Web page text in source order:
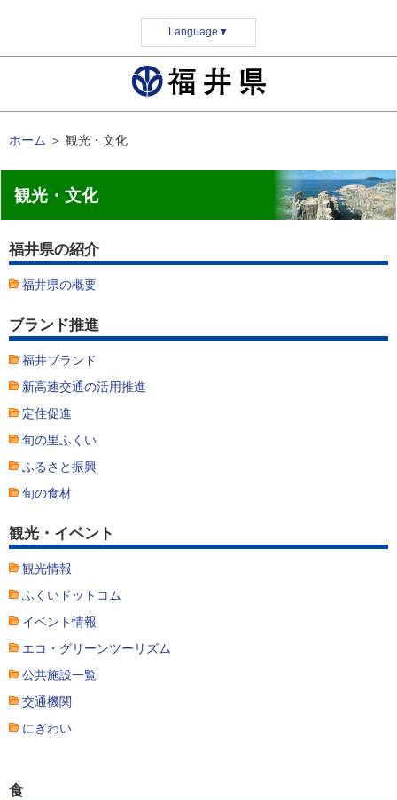
Language ▼
ホーム ＞ 観光・文化
観光・文化
福井県の紹介
福井県の概要
ブランド推進
福井ブランド
新高速交通の活用推進
定住促進
旬の里ふくい
ふるさと振興
旬の食材
観光・イベント
観光情報
ふくいドットコム
イベント情報
エコ・グリーンツーリズム
公共施設一覧
交通機関
にぎわい
食